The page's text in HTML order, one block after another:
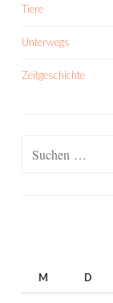
Tiere
Unterwegs
Zeitgeschichte
M D